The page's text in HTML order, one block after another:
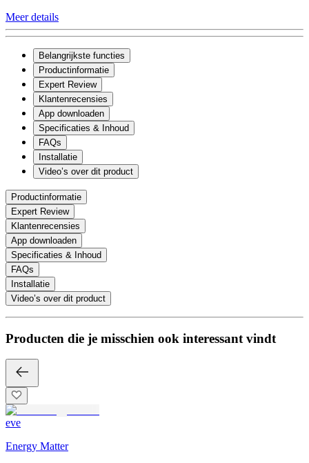
Meer details
Belangrijkste functies
Productinformatie
Expert Review
Klantenrecensies
App downloaden
Specificaties & Inhoud
FAQs
Installatie
Video’s over dit product
Productinformatie
Expert Review
Klantenrecensies
App downloaden
Specificaties & Inhoud
FAQs
Installatie
Video’s over dit product
Producten die je misschien ook interessant vindt
eve
Energy Matter